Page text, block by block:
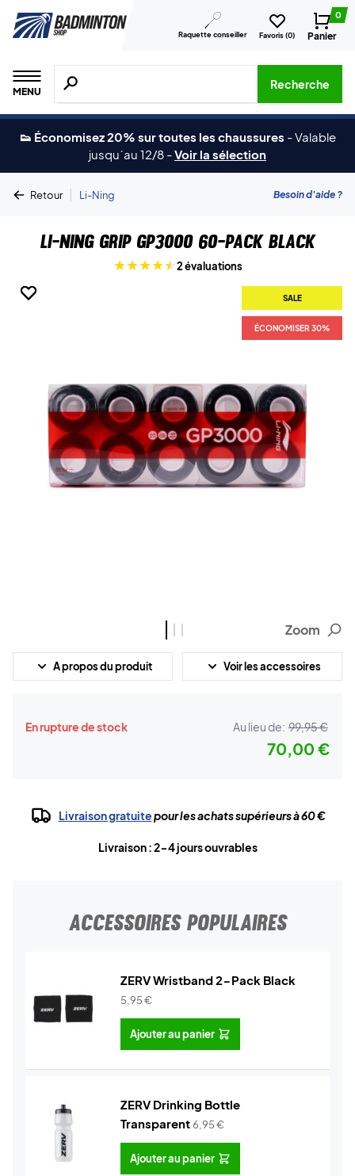
Raquette conseiller Favoris (0)
0
Panier
MENU
Recherche de produits, de marques, etc.
Recherche
👟 Économisez 20% sur toutes les chaussures -Valable
jusqu´au 12/8 -Voir la sélection
Retour | Li-Ning Besoin d'aide ?
Li-Ning Grip GP3000 60-Pack Black
2 évaluations
SALE
ÉCONOMISER 30%
SALE
ÉCONOMISER 30%
SALE
ÉCONOMISER 30%
Zoom
A propos du produit Voir les accessoires
En rupture de stock Au lieu de: 99,95 €
70,00 €
Livraison gratuitepour les achats supérieurs à 60 €
Livraison : 2-4 jours ouvrables
ACCESSOIRES POPULAIRES
ZERV Wristband 2-Pack Black
5,95€
Ajouter au panier
ZERV Drinking Bottle
Transparent6,95€
Ajouter au panier